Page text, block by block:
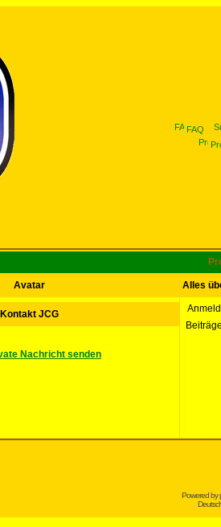
FAQ
Avatar Alles
Kontakt JCG
Powered by